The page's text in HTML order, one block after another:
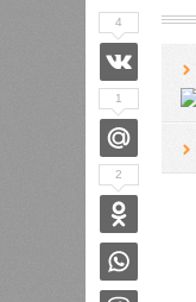
4
1
2